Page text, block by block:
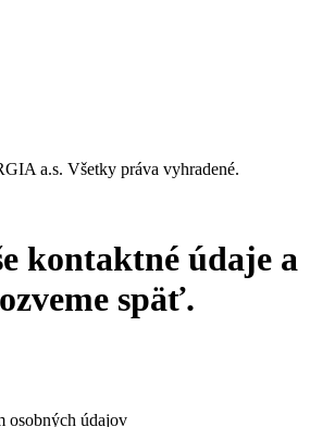
a.s. Všetky práva vyhradené.
kontaktné údaje a
späť.
osobných údajov